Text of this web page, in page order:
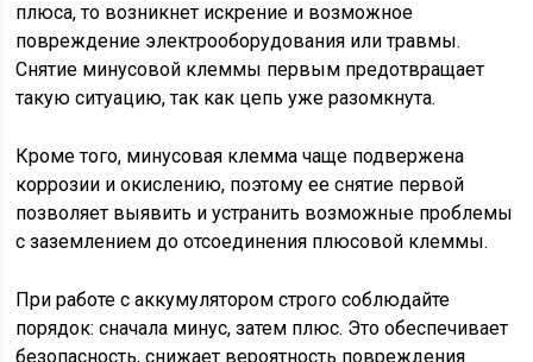
плюса, то возникнет искрение и возможное
повреждение электрооборудования или травмы.
Снятие минусовой клеммы первым предотвращает
такую ситуацию, так как цепь уже разомкнута.
Кроме того, минусовая клемма чаще подвержена
коррозии и окислению, поэтому ее снятие первой
позволяет выявить и устранить возможные проблемы
с заземлением до отсоединения плюсовой клеммы.
При работе с аккумулятором строго соблюдайте
порядок: сначала минус, затем плюс. Это обеспечивает
безопасность, снижает вероятность повреждения